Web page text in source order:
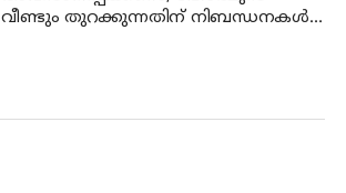
വീണ്ടും തുറക്കുന്നതിന് നിബന്ധനകള്‍